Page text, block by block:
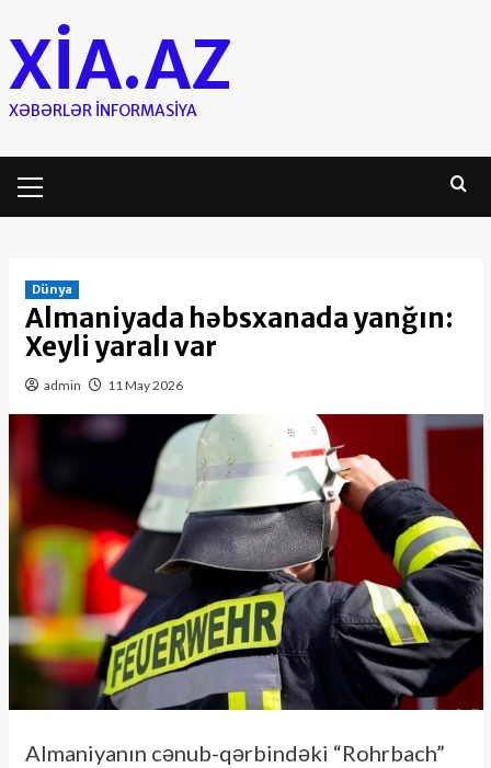
to
content
XIA.AZ
XƏBƏRLƏR INFORMASIYA
Menu
Dünya
Almaniyada həbsxanada yanğın:
Xeyli yaralı var
admin 11 May 2026
Almaniyanın cənub-qərbindəki “Rohrbach”